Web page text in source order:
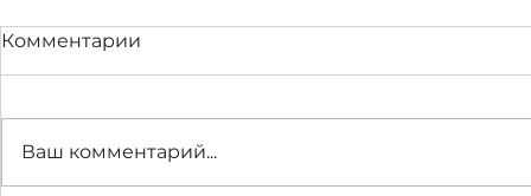
Комментарии
Ваш комментарий...